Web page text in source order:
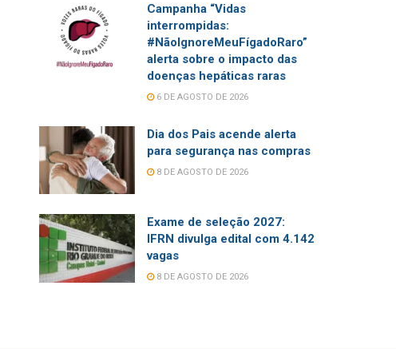
Campanha “Vidas
interrompidas:
#NãoIgnoreMeuFígadoRaro”
alerta sobre o impacto das
doenças hepáticas raras
6 DE AGOSTO DE 2026
Dia dos Pais acende alerta
para segurança nas compras
8 DE AGOSTO DE 2026
Exame de seleção 2027:
IFRN divulga edital com 4.142
vagas
8 DE AGOSTO DE 2026